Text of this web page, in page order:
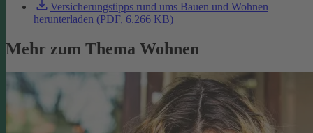
Versicherungstipps rund ums Bauen und Wohnen
herunterladen (PDF, 6.266 KB)
Mehr zum Thema Wohnen